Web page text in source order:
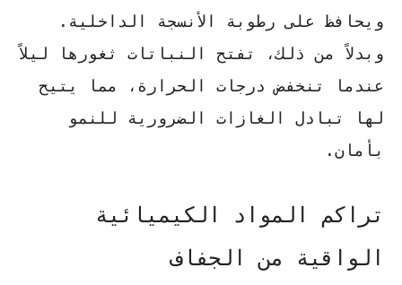
ويحافظ على رطوبة الأنسجة الداخلية.
وبدلاً من ذلك، تفتح النباتات ثغورها ليلاً
عندما تنخفض درجات الحرارة، مما يتيح
لها تبادل الغازات الضرورية للنمو
بأمان.
تراكم المواد الكيميائية
الواقية من الجفاف